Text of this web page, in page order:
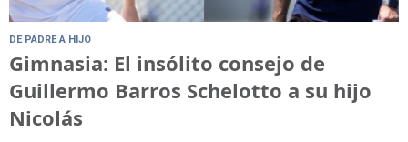
DE PADRE A HIJO
Gimnasia: El insólito consejo de
Guillermo Barros Schelotto a su hijo
Nicolás